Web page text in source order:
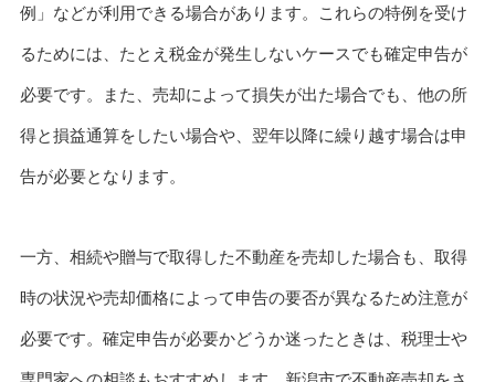
例」などが利用できる場合があります。これらの特例を受け
るためには、たとえ税金が発生しないケースでも確定申告が
必要です。また、売却によって損失が出た場合でも、他の所
得と損益通算をしたい場合や、翌年以降に繰り越す場合は申
告が必要となります。
一方、相続や贈与で取得した不動産を売却した場合も、取得
時の状況や売却価格によって申告の要否が異なるため注意が
必要です。確定申告が必要かどうか迷ったときは、税理士や